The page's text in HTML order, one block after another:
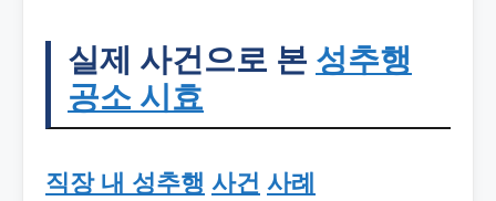
실제 사건으로 본 성추행
공소 시효
직장 내 성추행 사건 사례